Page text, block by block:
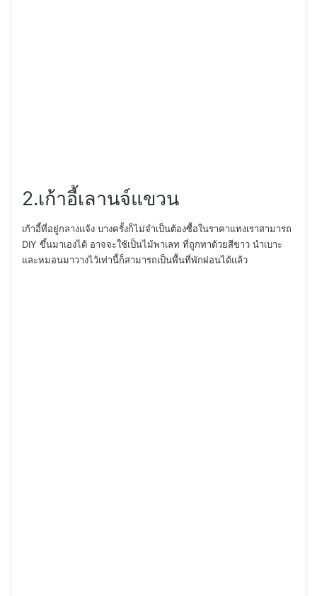
2.เก้าอี้เลานจ์แขวน
เก้าอี้ที่อยู่กลางแจ้ง บางครั้งก็ไม่จำเป็นต้องซื้อในราคาแทงเราสามารถ
DIY ขึ้นมาเองได้ อาจจะใช้เป็นไม้พาเลท ที่ถูกทาด้วยสีขาว นำเบาะ
และหมอนมาวางไว้เท่านี้ก็สามารถเป็นพื้นที่พักผ่อนได้แล้ว